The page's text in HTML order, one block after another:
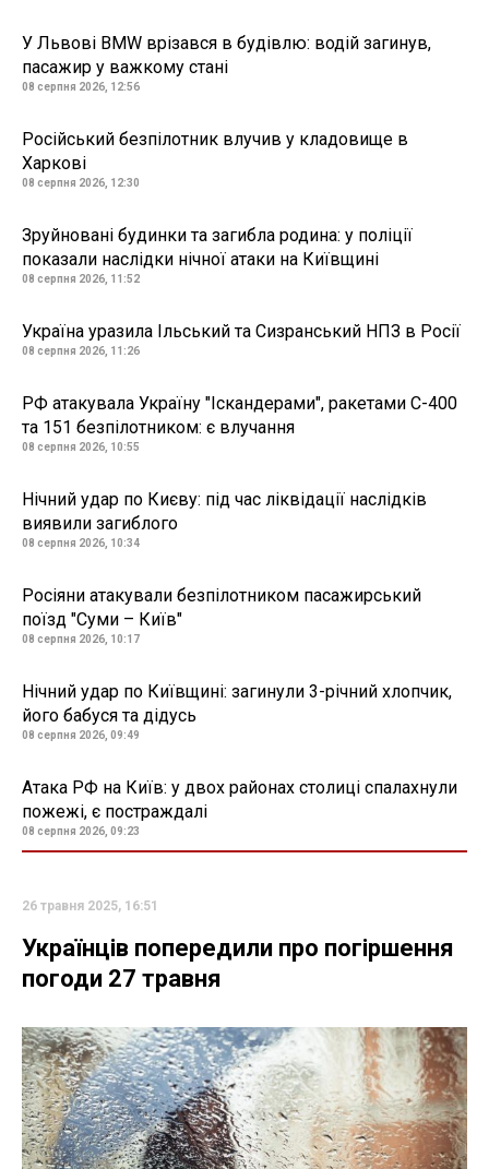
У Львові BMW врізався в будівлю: водій загинув,
пасажир у важкому стані
08 серпня 2026, 12:56
Російський безпілотник влучив у кладовище в
Харкові
08 серпня 2026, 12:30
Зруйновані будинки та загибла родина: у поліції
показали наслідки нічної атаки на Київщині
08 серпня 2026, 11:52
Україна уразила Ільський та Сизранський НПЗ в Росії
08 серпня 2026, 11:26
РФ атакувала Україну "Іскандерами", ракетами С-400
та 151 безпілотником: є влучання
08 серпня 2026, 10:55
Нічний удар по Києву: під час ліквідації наслідків
виявили загиблого
08 серпня 2026, 10:34
Росіяни атакували безпілотником пасажирський
поїзд "Суми – Київ"
08 серпня 2026, 10:17
Нічний удар по Київщині: загинули 3-річний хлопчик,
його бабуся та дідусь
08 серпня 2026, 09:49
Атака РФ на Київ: у двох районах столиці спалахнули
пожежі, є постраждалі
08 серпня 2026, 09:23
26 травня 2025, 16:51
Українців попередили про погіршення
погоди 27 травня